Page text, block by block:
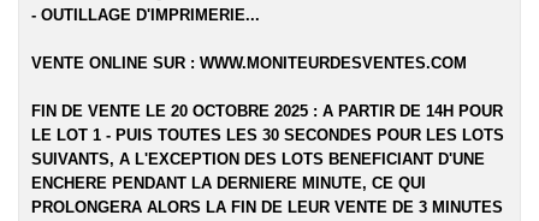
- OUTILLAGE D'IMPRIMERIE...
VENTE ONLINE SUR : WWW.MONITEURDESVENTES.COM
FIN DE VENTE LE 20 OCTOBRE 2025 : A PARTIR DE 14H POUR
LE LOT 1 - PUIS TOUTES LES 30 SECONDES POUR LES LOTS
SUIVANTS, A L'EXCEPTION DES LOTS BENEFICIANT D'UNE
ENCHERE PENDANT LA DERNIERE MINUTE, CE QUI
PROLONGERA ALORS LA FIN DE LEUR VENTE DE 3 MINUTES